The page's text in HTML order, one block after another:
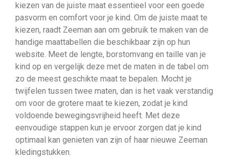
kiezen van de juiste maat essentieel voor een goede
pasvorm en comfort voor je kind. Om de juiste maat te
kiezen, raadt Zeeman aan om gebruik te maken van de
handige maattabellen die beschikbaar zijn op hun
website. Meet de lengte, borstomvang en taille van je
kind op en vergelijk deze met de maten in de tabel om
zo de meest geschikte maat te bepalen. Mocht je
twijfelen tussen twee maten, dan is het vaak verstandig
om voor de grotere maat te kiezen, zodat je kind
voldoende bewegingsvrijheid heeft. Met deze
eenvoudige stappen kun je ervoor zorgen dat je kind
optimaal kan genieten van zijn of haar nieuwe Zeeman
kledingstukken.